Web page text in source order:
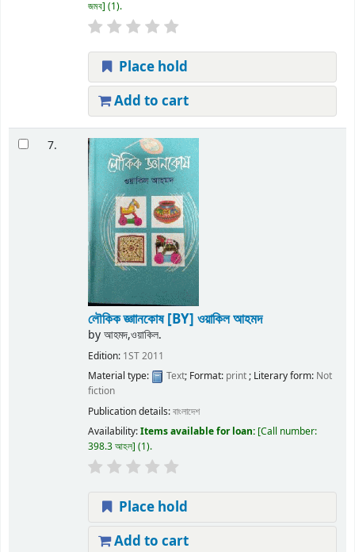
জমব (1).
Place hold
Add to cart
7.
লৌকিক জ্ঞাানকোষ[BY] ওয়াকিল আহমদ
byআহমদ,ওয়াকিল.
Edition: 1ST 2011
Material type:
Text; Format: print; Literary form: Not
fiction
Publication details:বাংলাদেশ
Availability:Items available for loan: Call number:
398.3 আহল (1).
Place hold
Add to cart